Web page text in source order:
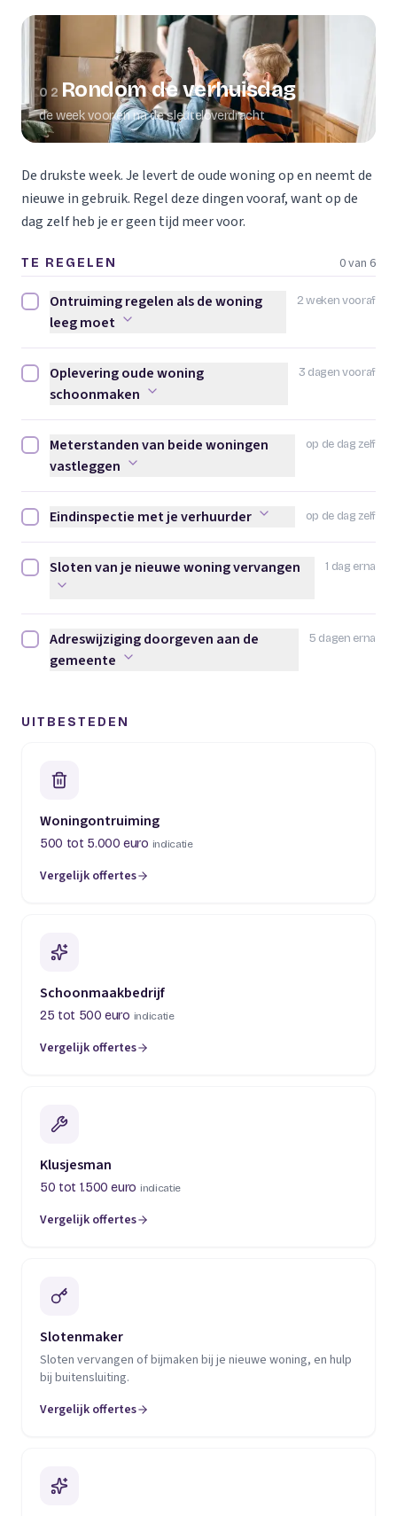
02 Rondom de verhuisdag
de week voor en na de sleuteloverdracht
De drukste week. Je levert de oude woning op en neemt de
nieuwe in gebruik. Regel deze dingen vooraf, want op de
dag zelf heb je er geen tijd meer voor.
TE REGELEN 0 van 6
2 weken vooraf
Ontruiming regelen als de woning leeg moet afvinken
Ontruiming regelen als de woning
leeg moet
3 dagen vooraf
Oplevering oude woning schoonmaken afvinken
Oplevering oude woning
schoonmaken
op de dag zelf
Meterstanden van beide woningen vastleggen afvinken
Meterstanden van beide woningen
vastleggen
op de dag zelf
Eindinspectie met je verhuurder afvinken
Eindinspectie met je verhuurder
1 dag erna
Sloten van je nieuwe woning vervangen afvinken
Sloten van je nieuwe woning vervangen
5 dagen erna
Adreswijziging doorgeven aan de gemeente afvinken
Adreswijziging doorgeven aan de
gemeente
UITBESTEDEN
Woningontruiming
500 tot 5.000 euro indicatie
Vergelijk offertes
(opent in een nieuw tabblad)
Schoonmaakbedrijf
25 tot 500 euro indicatie
Vergelijk offertes
(opent in een nieuw tabblad)
Klusjesman
50 tot 1.500 euro indicatie
Vergelijk offertes
(opent in een nieuw tabblad)
Slotenmaker
Sloten vervangen of bijmaken bij je nieuwe woning, en hulp
bij buitensluiting.
Vergelijk offertes
(opent in een nieuw tabblad)